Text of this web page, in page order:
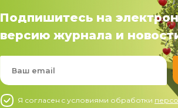
Подпишитесь на
версию журнала и
Я согласен c условиями обработки